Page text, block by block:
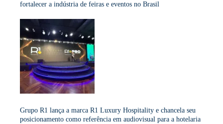
fortalecer a indústria de feiras e eventos no Brasil
Grupo R1 lança a marca R1 Luxury Hospitality e chancela seu
posicionamento como referência em audiovisual para a hotelaria